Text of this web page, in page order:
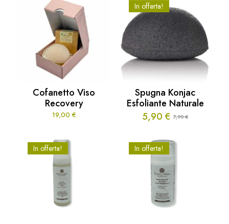
Cofanetto Viso
Recovery
19,00 €
In offerta!
Spugna Konjac
Esfoliante Naturale
7,90€
Il
originale
era:
7,90 €.
5,90 €
Il
attuale
è:
5,90 €.
In offerta! In offerta!